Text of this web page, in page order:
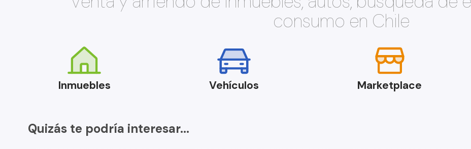
consumo en Chile
Inmuebles Vehículos Marketplace
Quizás te podría interesar...